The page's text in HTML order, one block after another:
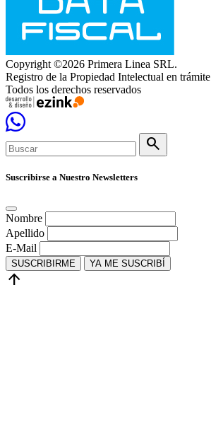
Copyright ©2026 Primera Linea SRL.
Registro de la Propiedad Intelectual en trámite
Todos los derechos reservados
search
Suscribirse a Nuestro Newsletters
Nombre
Apellido
E-Mail
SUSCRIBIRME YA ME SUSCRIBÍ
arrow_upward